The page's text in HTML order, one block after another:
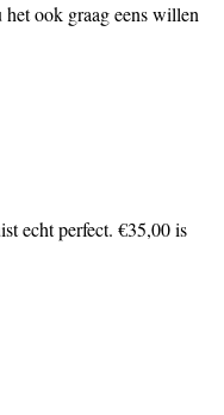
ook graag eens willen
echt perfect. €35,00 is